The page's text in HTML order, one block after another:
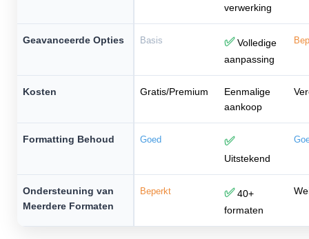
verwerking
Geavanceerde Opties Basis ✅Volledige
aanpassing
Kosten Gratis/Premium
Eenmalige
aankoop
Formatting Behoud Goed ✅
Uitstekend
Ondersteuning van
Meerdere Formaten
Beperkt ✅40+
formaten